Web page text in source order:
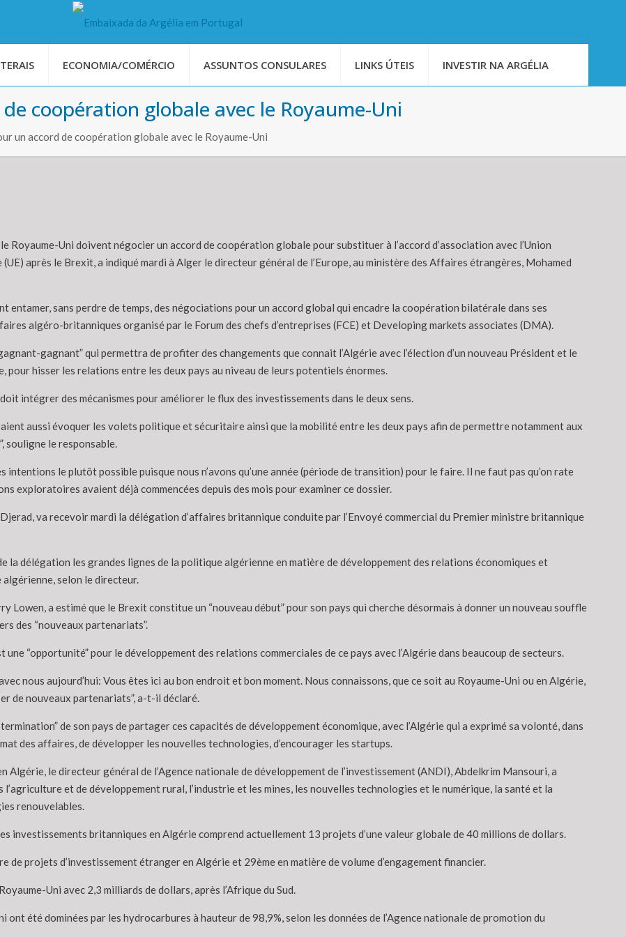
ECONOMIA/COMÉRCIO ASSUNTOS CONSULARES LINKS ÚTEIS INVESTIR NA ARGÉLIA
coopération globale avec le Royaume-Uni
un accord de coopération globale avec le Royaume-Uni
le Royaume-Uni doivent négocier un accord de coopération globale pour substituer à l’accord d’association avec l’Union
(UE) après le Brexit, a indiqué mardi à Alger le directeur général de l’Europe, au ministère des Affaires étrangères, Mohamed
entamer, sans perdre de temps, des négociations pour un accord global qui encadre la coopération bilatérale dans ses
algéro-britanniques organisé par le Forum des chefs d’entreprises (FCE) et Developing markets associates (DMA).
gagnant” qui permettra de profiter des changements que connait l’Algérie avec l’élection d’un nouveau Président et le
pour hisser les relations entre les deux pays au niveau de leurs potentiels énormes.
intégrer des mécanismes pour améliorer le flux des investissements dans le deux sens.
aussi évoquer les volets politique et sécuritaire ainsi que la mobilité entre les deux pays afin de permettre notamment aux
souligne le responsable.
intentions le plutôt possible puisque nous n’avons qu’une année (période de transition) pour le faire. Il ne faut pas qu’on rate
exploratoires avaient déjà commencées depuis des mois pour examiner ce dossier.
va recevoir mardi la délégation d’affaires britannique conduite par l’Envoyé commercial du Premier ministre britannique
la délégation les grandes lignes de la politique algérienne en matière de développement des relations économiques et
selon le directeur.
Lowen, a estimé que le Brexit constitue un “nouveau début” pour son pays qui cherche désormais à donner un nouveau souffle
des “nouveaux partenariats”.
“opportunité” pour le développement des relations commerciales de ce pays avec l’Algérie dans beaucoup de secteurs.
nous aujourd’hui: Vous êtes ici au bon endroit et bon moment. Nous connaissons, que ce soit au Royaume-Uni ou en Algérie,
de nouveaux partenariats”, a-t-il déclaré.
de son pays de partager ces capacités de développement économique, avec l’Algérie qui a exprimé sa volonté, dans
des affaires, de développer les nouvelles technologies, d’encourager les startups.
le directeur général de l’Agence nationale de développement de l’investissement (ANDI), Abdelkrim Mansouri, a
et de développement rural, l’industrie et les mines, les nouvelles technologies et le numérique, la santé et la
renouvelables.
investissements britanniques en Algérie comprend actuellement 13 projets d’une valeur globale de 40 millions de dollars.
de projets d’investissement étranger en Algérie et 29ème en matière de volume d’engagement financier.
Uni avec 2,3 milliards de dollars, après l’Afrique du Sud.
été dominées par les hydrocarbures à hauteur de 98,9%, selon les données de l’Agence nationale de promotion du